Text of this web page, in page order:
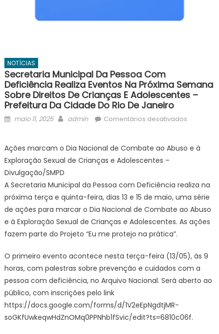
NOTÍCIAS
Secretaria Municipal Da Pessoa Com
Deficiência Realiza Eventos Na Próxima Semana
Sobre Direitos De Crianças E Adolescentes –
Prefeitura Da Cidade Do Rio De Janeiro
Posted
maio 11, 2025 Author
admin Comentários desativadosem
da
realiza
eventos
na
sobre
direitos
de
–
Ações marcam o Dia Nacional de Combate ao Abuso e à
Exploração Sexual de Crianças e Adolescentes –
Divulgação/SMPD
A Secretaria Municipal da Pessoa com Deficiência realiza na
próxima terça e quinta-feira, dias 13 e 15 de maio, uma série
de ações para marcar o Dia Nacional de Combate ao Abuso
e à Exploração Sexual de Crianças e Adolescentes. As ações
fazem parte do Projeto “Eu me protejo na prática”.
O primeiro evento acontece nesta terça-feira (13/05), às 9
horas, com palestras sobre prevenção e cuidados com a
pessoa com deficiência, no Arquivo Nacional. Será aberto ao
público, com inscrições pelo link
https://docs.google.com/forms/d/1V2eEpNgdtjMR-
soGKfUwkeqwHdZnOMq0PPNhb1fSvic/edit?ts=6810c06f.